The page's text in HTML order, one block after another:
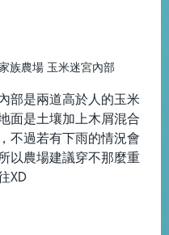
族農場 玉米迷宮內部
部是兩道高於人的玉米
面是土壤加上木屑混合
不過若有下雨的情況會
以農場建議穿不那麼重
XD